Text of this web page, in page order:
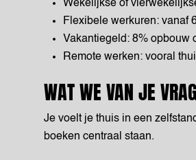
Wekelijkse of
Flexibele werkuren: vanaf
Vakantiegeld: 8% opbouw
Remote werken: vooral
WAT WE VAN JE
Je voelt je thuis in een
boeken centraal staan.